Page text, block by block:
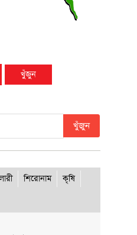
খুঁজুন
শিরোনাম
কৃষি